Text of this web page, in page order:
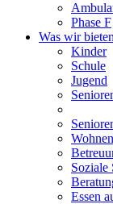
Phase F
Was wir bieten
Kinder
Schule
Jugend
Soziale
Essen